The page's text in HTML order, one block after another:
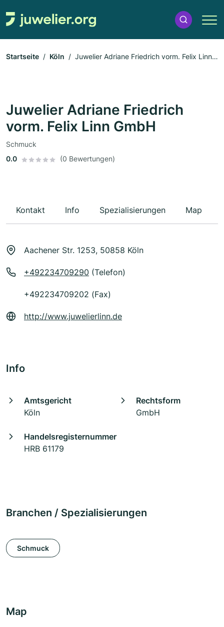
Startseite Köln
Juwelier Adriane Friedrich vorm. Felix Linn
Juwelier Adriane Friedrich
vorm. Felix Linn GmbH
Schmuck
0.0
(0 Bewertungen)
Kontakt Info Spezialisierungen Map
Aachener Str. 1253, 50858 Köln
+492234709290 (Telefon)
+492234709202 (Fax)
http://www.juwelierlinn.de
Info
Amtsgericht
Köln
Rechtsform
GmbH
Handelsregisternummer
HRB 61179
Branchen / Spezialisierungen
Schmuck
Map